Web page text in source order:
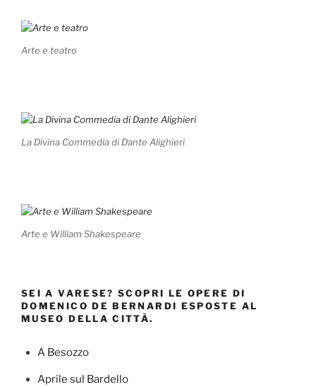
Arte e teatro
La Divina Commedia di Dante Alighieri
Arte e William Shakespeare
SEI A VARESE? SCOPRI LE OPERE DI
DOMENICO DE BERNARDI ESPOSTE AL
MUSEO DELLA CITTÀ.
A Besozzo
Aprile sul Bardello